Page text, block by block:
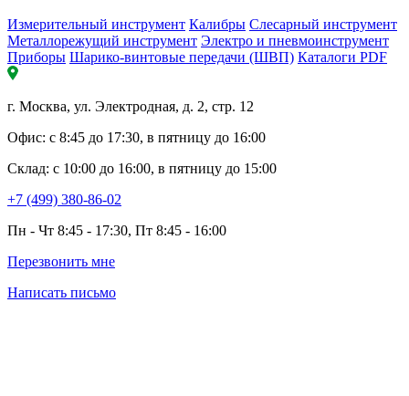
Измерительный инструмент Калибры Слесарный инструмент
Металлорежущий инструмент Электро и пневмоинструмент
Приборы Шарико-винтовые передачи (ШВП) Каталоги PDF
г. Москва, ул. Электродная, д. 2, стр. 12
Офис: с 8:45 до 17:30, в пятницу до 16:00
Склад: с 10:00 до 16:00, в пятницу до 15:00
+7 (499) 380-86-02
Пн - Чт 8:45 - 17:30, Пт 8:45 - 16:00
Перезвонить мне
Написать письмо